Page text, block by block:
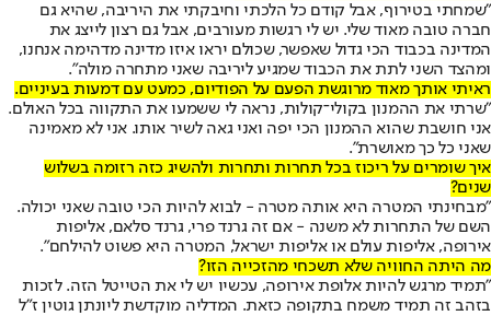
"שמחתי בטירוף, אבל קודם כל הלכתי וחיבקתי את היריבה, שהיא גם
חברה טובה מאוד שלי. יש לי רגשות מעורבים, אבל גם רצון לייצג את
המדינה בכבוד הכי גדול שאפשר, שכולם יראו איזו מדינה מדהימה אנחנו,
ומהצד השני לתת את הכבוד שמגיע ליריבה שאני מתחרה מולה".
ראיתי אותך מאוד מרוגשת הפעם על הפודיום, כמעט עם דמעות בעיניים.
"שרתי את ההמנון בקולי־קולות, נראה לי ששמעו את התקווה בכל האולם.
אני חושבת שהוא ההמנון הכי יפה ואני גאה לשיר אותו. אני לא מאמינה
שאני כל כך מאושרת".
איך שומרים על ריכוז בכל תחרות ותחרות ולהשיג כזה רזומה בשלוש
שנים?
"מבחינתי המטרה היא אותה מטרה - לבוא להיות הכי טובה שאני יכולה.
השם של התחרות לא משנה - אם זה גרנד פרי, גרנד סלאם, אליפות
אירופה, אליפות עולם או אליפות ישראל, המטרה היא פשוט להילחם".
מה היתה החוויה שלא תשכחי מהזכייה הזו?
"תמיד מרגש להיות אלופת אירופה, עכשיו יש לי את הטייטל הזה. לזכות
בזהב זה תמיד משמח בתקופה כזאת. המדליה מוקדשת ליונתן גוטין ז"ל